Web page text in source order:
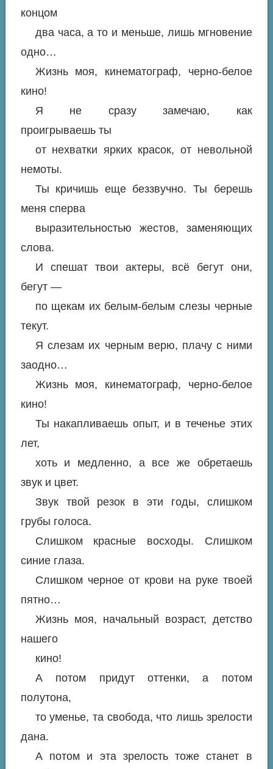
концом
два часа, а то и меньше, лишь мгновение
одно…
Жизнь моя, кинематограф, черно-белое
кино!
Я не сразу замечаю, как
проигрываешь ты
от нехватки ярких красок, от невольной
немоты.
Ты кричишь еще беззвучно. Ты берешь
меня сперва
выразительностью жестов, заменяющих
слова.
И спешат твои актеры, всё бегут они,
бегут —
по щекам их белым-белым слезы черные
текут.
Я слезам их черным верю, плачу с ними
заодно…
Жизнь моя, кинематограф, черно-белое
кино!
Ты накапливаешь опыт, и в теченье этих
лет,
хоть и медленно, а все же обретаешь
звук и цвет.
Звук твой резок в эти годы, слишком
грубы голоса.
Слишком красные восходы. Слишком
синие глаза.
Слишком черное от крови на руке твоей
пятно…
Жизнь моя, начальный возраст, детство
нашего
кино!
А потом придут оттенки, а потом
полутона,
то уменье, та свобода, что лишь зрелости
дана.
А потом и эта зрелость тоже станет в